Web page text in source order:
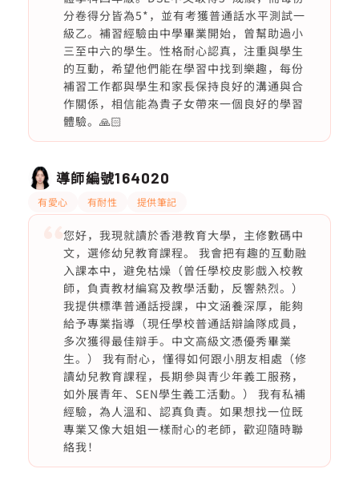
分卷得分皆為5*，並有考獲普通話水平測試一
級乙。補習經驗由中學畢業開始，曾幫助過小
三至中六的學生。性格耐心認真，注重與學生
的互動，希望他們能在學習中找到樂趣，每份
補習工作都與學生和家長保持良好的溝通與合
作關係，相信能為貴子女帶來一個良好的學習
體驗。🙏🏻
導師編號164020
有愛心 有耐性 提供筆記
您好，我現就讀於香港教育大學，主修數碼中
文，選修幼兒教育課程。 我會把有趣的互動融
入課本中，避免枯燥（曾任學校皮影戲入校教
師，負責教材編寫及教學活動，反響熱烈。）
我提供標準普通話授課，中文涵養深厚，能夠
給予專業指導（現任學校普通話辯論隊成員，
多次獲得最佳辯手。中文高級文憑優秀畢業
生。） 我有耐心，懂得如何跟小朋友相處（修
讀幼兒教育課程，長期參與青少年義工服務，
如外展青年、SEN學生義工活動。） 我有私補
經驗，為人溫和、認真負責。如果想找一位既
專業又像大姐姐一樣耐心的老師，歡迎隨時聯
絡我！